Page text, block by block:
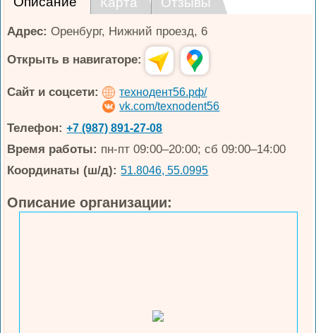
Адрес: Оренбург, Нижний проезд, 6
Открыть в навигаторе:
Сайт и соцсети:
технодент56.рф/
vk.com/texnodent56
Телефон: +7 (987) 891-27-08
Время работы: пн-пт 09:00–20:00; сб 09:00–14:00
Координаты (ш/д): 51.8046, 55.0995
Описание организации: